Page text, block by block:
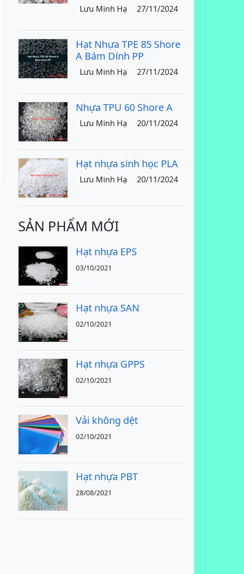
Lưu Minh Hạ 27/11/2024
Hạt Nhựa TPE 85 Shore
A Bám Dính PP
Lưu Minh Hạ 27/11/2024
Nhựa TPU 60 Shore A
Lưu Minh Hạ 20/11/2024
Hạt nhựa sinh học PLA
Lưu Minh Hạ 20/11/2024
SẢN PHẨM MỚI
Hạt nhựa EPS
03/10/2021
Hạt nhựa SAN
02/10/2021
Hạt nhựa GPPS
02/10/2021
Vải không dệt
02/10/2021
Hạt nhựa PBT
28/08/2021